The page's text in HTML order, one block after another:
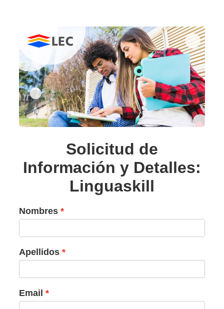
Solicitud de
Información y Detalles:
Linguaskill
Nombres
Apellidos
Email